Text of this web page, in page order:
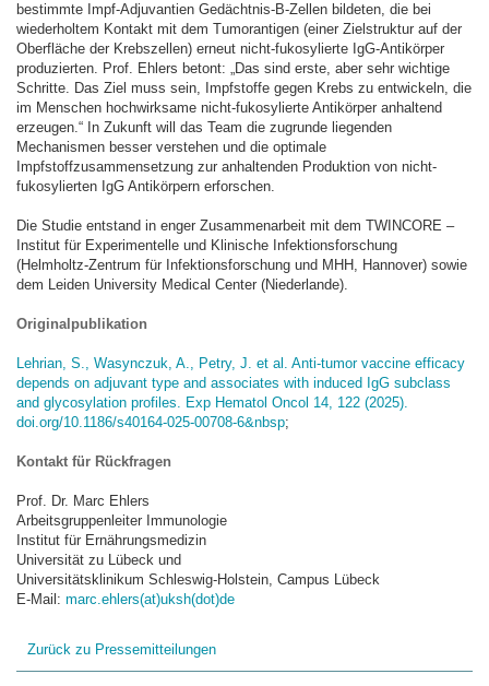
bestimmte Impf-Adjuvantien Gedächtnis-B-Zellen bildeten, die bei
wiederholtem Kontakt mit dem Tumorantigen (einer Zielstruktur auf der
Oberfläche der Krebszellen) erneut nicht-fukosylierte IgG-Antikörper
produzierten. Prof. Ehlers betont: „Das sind erste, aber sehr wichtige
Schritte. Das Ziel muss sein, Impfstoffe gegen Krebs zu entwickeln, die
im Menschen hochwirksame nicht-fukosylierte Antikörper anhaltend
erzeugen.“ In Zukunft will das Team die zugrunde liegenden
Mechanismen besser verstehen und die optimale
Impfstoffzusammensetzung zur anhaltenden Produktion von nicht-
fukosylierten IgG Antikörpern erforschen.
Die Studie entstand in enger Zusammenarbeit mit dem TWINCORE –
Institut für Experimentelle und Klinische Infektionsforschung
(Helmholtz-Zentrum für Infektionsforschung und MHH, Hannover) sowie
dem Leiden University Medical Center (Niederlande).
Originalpublikation
Lehrian, S., Wasynczuk, A., Petry, J. et al. Anti-tumor vaccine efficacy
depends on adjuvant type and associates with induced IgG subclass
and glycosylation profiles. Exp Hematol Oncol 14, 122 (2025).
doi.org/10.1186/s40164-025-00708-6&nbsp;
Kontakt für Rückfragen
Prof. Dr. Marc Ehlers
Arbeitsgruppenleiter Immunologie
Institut für Ernährungsmedizin
Universität zu Lübeck und
Universitätsklinikum Schleswig-Holstein, Campus Lübeck
E-Mail: marc.ehlers(at)uksh(dot)de
Zurück zu Pressemitteilungen